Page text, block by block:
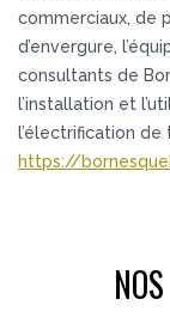
commerciaux, de
d’envergure,
consultants de
l’installation et
l’électrification
https://